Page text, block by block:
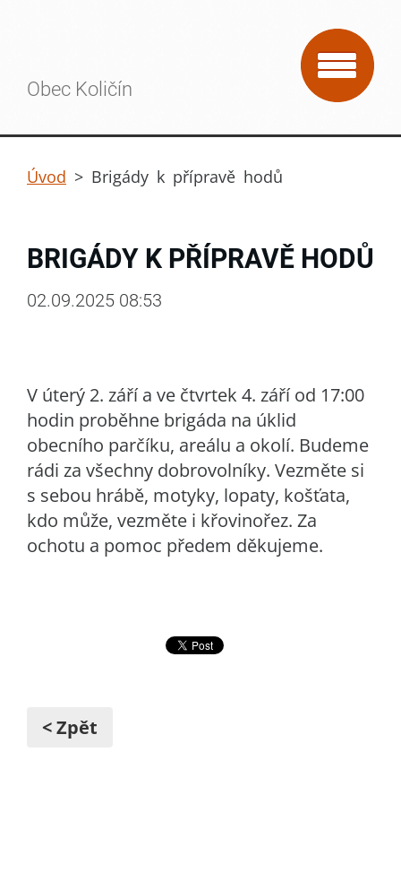
Obec Količín
Úvod > Brigády k přípravě hodů
BRIGÁDY K PŘÍPRAVĚ HODŮ
02.09.2025 08:53
V úterý 2. září a ve čtvrtek 4. září od 17:00
hodin proběhne brigáda na úklid
obecního parčíku, areálu a okolí. Budeme
rádi za všechny dobrovolníky. Vezměte si
s sebou hrábě, motyky, lopaty, košťata,
kdo může, vezměte i křovinořez. Za
ochotu a pomoc předem děkujeme.
< Zpět